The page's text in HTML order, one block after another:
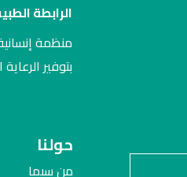
الرابطة
منظمة
بتوفير
حولنا
من سيما